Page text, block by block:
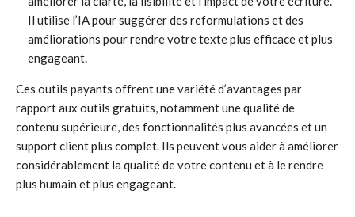
Il utilise l’IA pour suggérer des reformulations et des
améliorations pour rendre votre texte plus efficace et plus
engageant.
Ces outils payants offrent une variété d’avantages par
rapport aux outils gratuits, notamment une qualité de
contenu supérieure, des fonctionnalités plus avancées et un
support client plus complet. Ils peuvent vous aider à améliorer
considérablement la qualité de votre contenu et à le rendre
plus humain et plus engageant.